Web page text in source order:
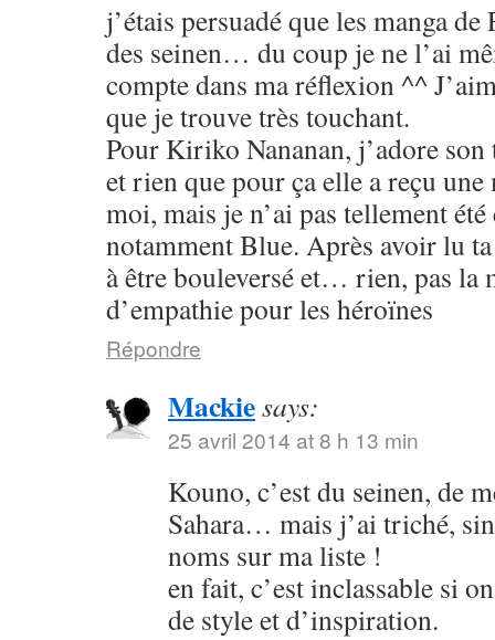
j’étais persuadé que les manga
des seinen… du coup je ne l’ai
compte dans ma réflexion ^^
que je trouve très touchant.
Pour Kiriko Nananan, j’adore
et rien que pour ça elle a reçu
moi, mais je n’ai pas tellement
notamment Blue. Après avoir lu
à être bouleversé et… rien, pas la
d’empathie pour les héroïnes
Répondre
Mackiesays:
25 avril 2014 at 8 h 13 min
Kouno, c’est du seinen, de
Sahara… mais j’ai triché,
noms sur ma liste !
en fait, c’est inclassable si
de style et d’inspiration.